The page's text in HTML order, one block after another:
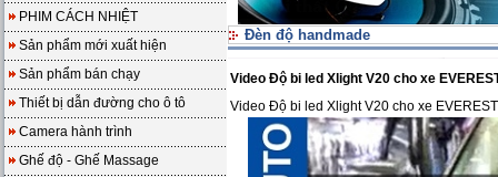
PHIM CÁCH NHIỆT
Sản phẩm mới xuất hiện
Sản phẩm bán chạy
Thiết bị dẫn đường cho ô tô
Camera hành trình
Ghế độ - Ghế Massage
Đèn độ handmade
Video Độ bi led Xlight V20 cho xe
Video Độ bi led Xlight V20 cho xe